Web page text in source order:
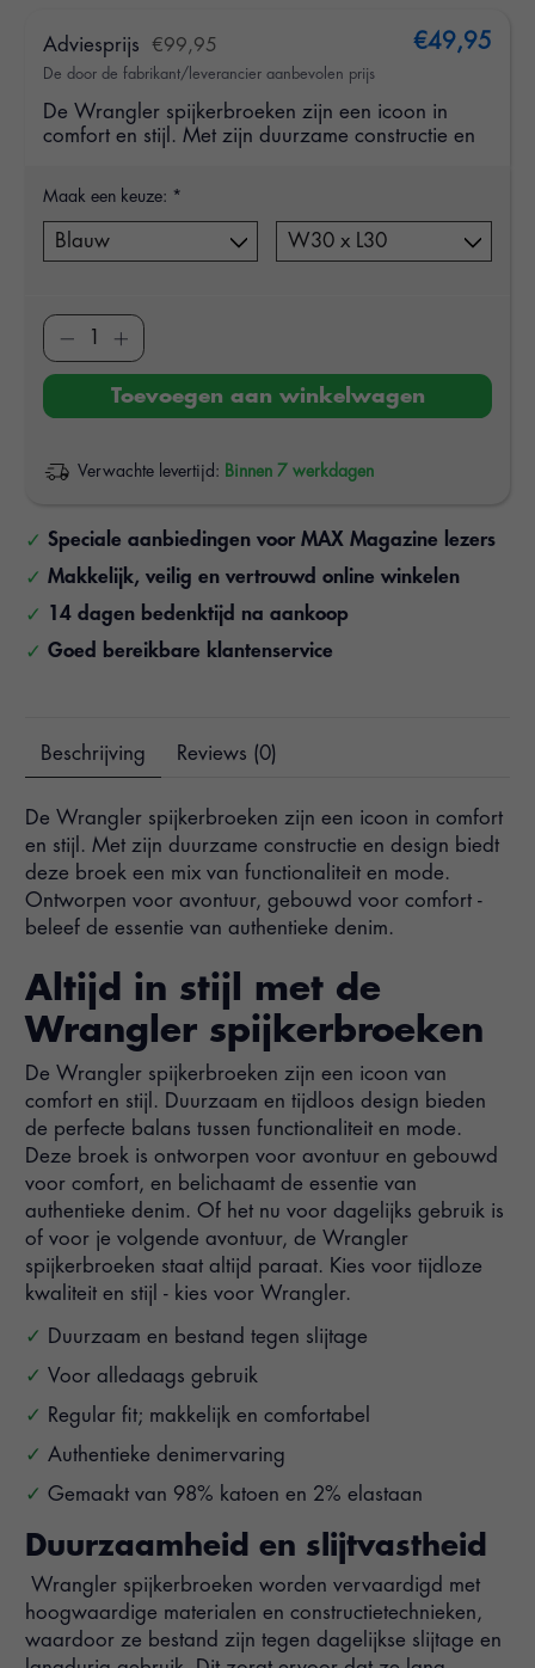
Adviesprijs €99,95
De door de fabrikant/leverancier aanbevolen prijs
€49,95
De Wrangler spijkerbroeken zijn een icoon in
comfort en stijl. Met zijn duurzame constructie en
Maak een keuze: *
Toevoegen aan winkelwagen
Verwachte levertijd: Binnen 7 werkdagen
Speciale aanbiedingen voor MAX Magazine lezers
Makkelijk, veilig en vertrouwd online winkelen
14 dagen bedenktijd na aankoop
Goed bereikbare klantenservice
Beschrijving Reviews (0)
De Wrangler spijkerbroeken zijn een icoon in comfort
en stijl. Met zijn duurzame constructie en design biedt
deze broek een mix van functionaliteit en mode.
Ontworpen voor avontuur, gebouwd voor comfort -
beleef de essentie van authentieke denim.
Altijd in stijl met de
Wrangler spijkerbroeken
De Wrangler spijkerbroeken zijn een icoon van
comfort en stijl. Duurzaam en tijdloos design bieden
de perfecte balans tussen functionaliteit en mode.
Deze broek is ontworpen voor avontuur en gebouwd
voor comfort, en belichaamt de essentie van
authentieke denim. Of het nu voor dagelijks gebruik is
of voor je volgende avontuur, de Wrangler
spijkerbroeken staat altijd paraat. Kies voor tijdloze
kwaliteit en stijl - kies voor Wrangler.
Duurzaam en bestand tegen slijtage
Voor alledaags gebruik
Regular fit; makkelijk en comfortabel
Authentieke denimervaring
Gemaakt van 98% katoen en 2% elastaan
Duurzaamheid en slijtvastheid
Wrangler spijkerbroeken worden vervaardigd met
hoogwaardige materialen en constructietechnieken,
waardoor ze bestand zijn tegen dagelijkse slijtage en